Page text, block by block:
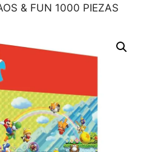
& FUN 1000 PIEZAS